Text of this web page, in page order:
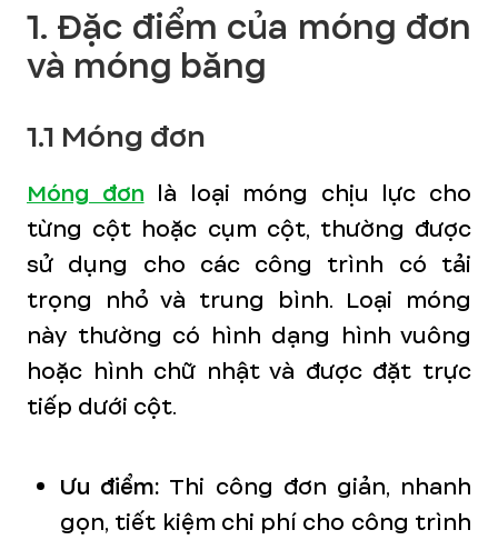
1. Đặc điểm của móng đơn
và móng băng
1.1 Móng đơn
Móng đơn là loại móng chịu lực cho
từng cột hoặc cụm cột, thường được
sử dụng cho các công trình có tải
trọng nhỏ và trung bình. Loại móng
này thường có hình dạng hình vuông
hoặc hình chữ nhật và được đặt trực
tiếp dưới cột.
Ưu điểm: Thi công đơn giản, nhanh
gọn, tiết kiệm chi phí cho công trình